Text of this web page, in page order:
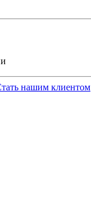
нашим клиентом